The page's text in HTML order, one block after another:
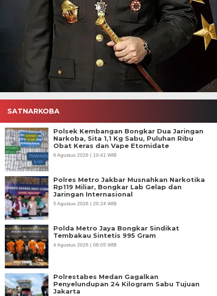
SATNARKOBA
Polsek Kembangan Bongkar Dua Jaringan
Narkoba, Sita 1,1 Kg Sabu, Puluhan Ribu
Obat Keras dan Vape Etomidate
6 Agustus 2026 | 10:41 WIB
Polres Metro Jakbar Musnahkan Narkotika
Rp119 Miliar, Bongkar Lab Gelap dan
Jaringan Internasional
5 Agustus 2026 | 20:24 WIB
Polda Metro Jaya Bongkar Sindikat
Tembakau Sintetis 995 Gram
4 Agustus 2026 | 08:05 WIB
Polrestabes Medan Gagalkan
Penyelundupan 24 Kilogram Sabu Tujuan
Jakarta